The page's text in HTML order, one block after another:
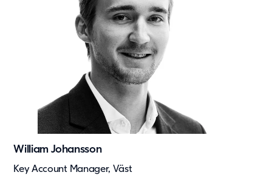
William Johansson
Key Account Manager, Väst